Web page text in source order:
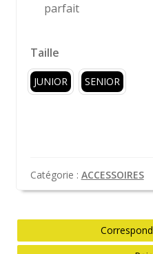
parfait
Taille
JUNIOR SENIOR
Catégorie : ACCESSOIRES